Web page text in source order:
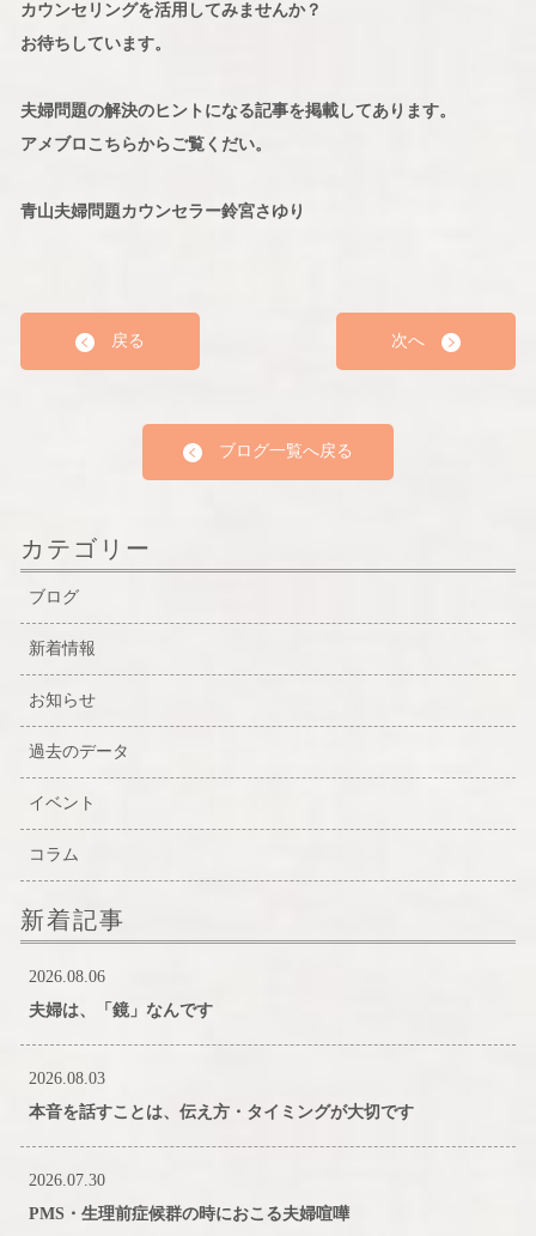
カウンセリングを活用してみませんか？
お待ちしています。
夫婦問題の解決のヒントになる記事を掲載してあります。
アメブロこちらからご覧くだい。
青山夫婦問題カウンセラー鈴宮さゆり
戻る 次へ
ブログ一覧へ戻る
カテゴリー
ブログ
新着情報
お知らせ
過去のデータ
イベント
コラム
新着記事
2026.08.06
夫婦は、「鏡」なんです
2026.08.03
本音を話すことは、伝え方・タイミングが大切です
2026.07.30
PMS・生理前症候群の時におこる夫婦喧嘩